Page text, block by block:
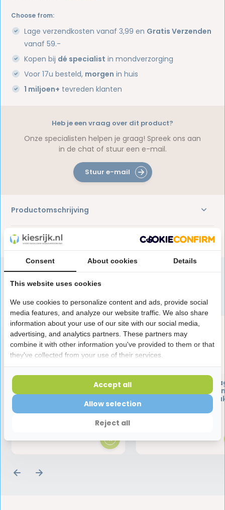
Choose from:
Lage verzendkosten vanaf 3,99 en Gratis Verzenden
vanaf 59.-
Kopen bij dé specialist in mondverzorging
Voor 17u besteld, morgen in huis
1 miljoen+ tevreden klanten
Productomschrijving
Reviews
Heb je een vraag over dit product?
Onze specialisten helpen je graag! Spreek ons aan
in de chat of stuur een e-mail.
Stuur e-mail
Speciaal aanbevolen voor jou
TePe Select Compact Soft
Tandenborstel
1,99
TePe Interdentale
Extra Soft 0.45
Lichtoranje - 6
3,85
Consent About cookies Details
This website uses cookies
We use cookies to personalize content and ads, provide social
media features, and analyze our website traffic. We also share
information about your use of our site with our social media,
advertising, and analytics partners. These partners may
combine it with other information you've provided to them or that
they've collected from your use of their services.
Reject all
Allow selection
Accept all